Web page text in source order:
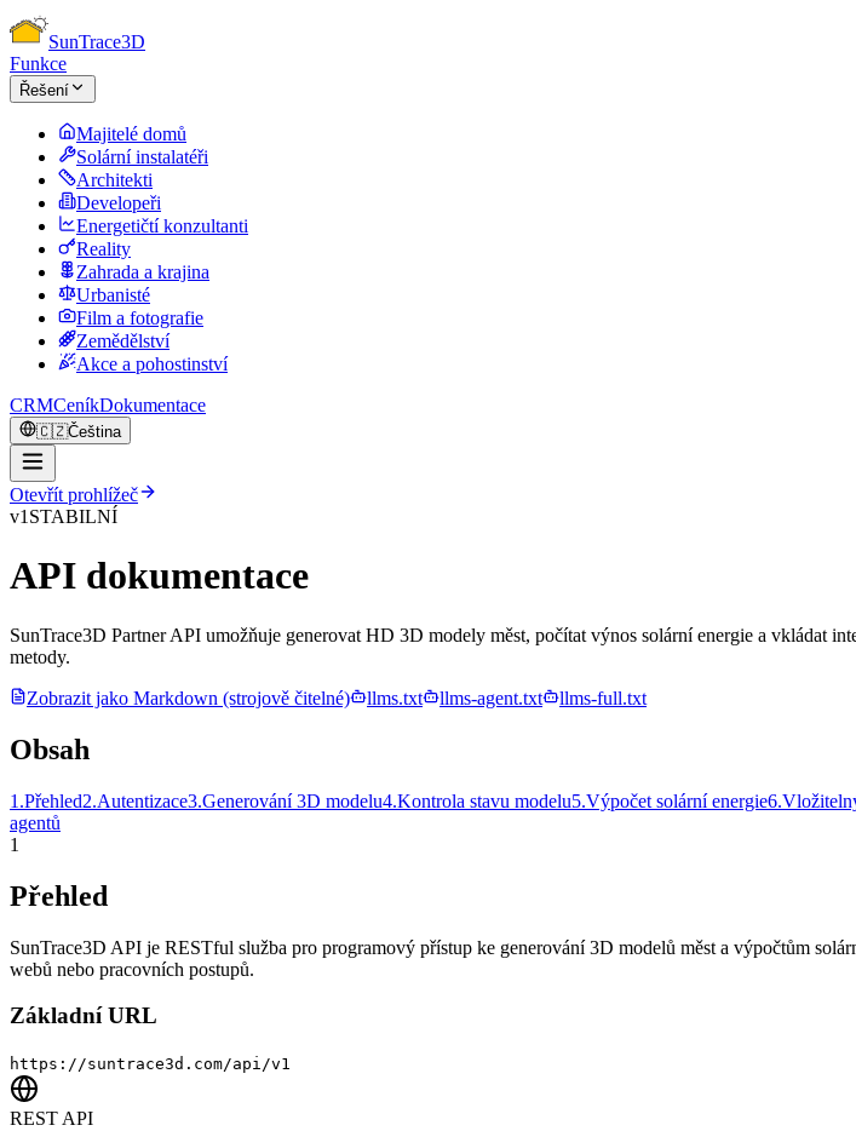
SunTrace3D
Funkce
Řešení
Majitelé domů
Solární instalatéři
Architekti
Developeři
Energetičtí konzultanti
Reality
Zahrada a krajina
Urbanisté
Film a fotografie
Zemědělství
Akce a pohostinství
CRMCeníkDokumentace
🇨🇿Čeština
Otevřít prohlížeč
v1 STABILNÍ
API dokumentace
SunTrace3D Partner API umožňuje generovat HD 3D modely měst, počítat výnos solární energie a vkládat
metody.
Zobrazit jako Markdown (strojově čitelné)
llms.txt llms-agent.txt llms-full.txt
Obsah
1 .Přehled2.Autentizace3.Generování 3D modelu4.Kontrola stavu modelu5.Výpočet solární energie6.
agentů
1
Přehled
SunTrace3D API je RESTful služba pro programový přístup ke generování 3D modelů měst a výpočtům
webů nebo pracovních postupů.
Základní URL
https://suntrace3d.com/api/v1
REST API